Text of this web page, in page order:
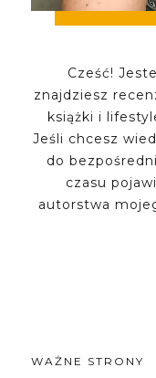
Cześć!
znajdziesz
książki i
Jeśli chcesz
do
czasu
autorstwa
WAŻNE STRONY